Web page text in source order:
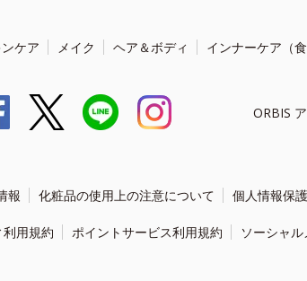
ケア メイク ヘア＆ボディ インナーケア（食
ORBIS
報 化粧品の使用上の注意について 個人情報保
用規約 ポイントサービス利用規約 ソーシャ